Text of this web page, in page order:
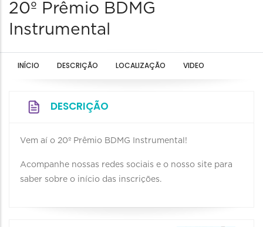
20º Prêmio BDMG
Instrumental
INÍCIO DESCRIÇÃO LOCALIZAÇÃO VIDEO
DESCRIÇÃO
Vem aí o 20º Prêmio BDMG Instrumental!
Acompanhe nossas redes sociais e o nosso site para
saber sobre o início das inscrições.